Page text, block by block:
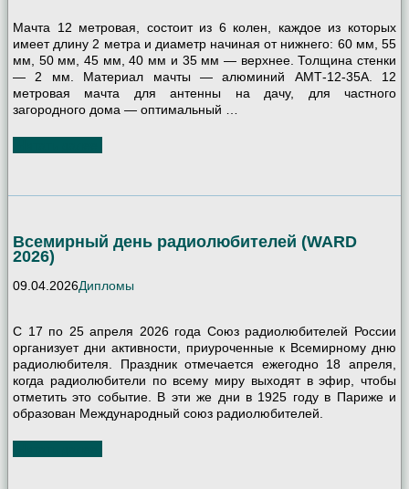
Мачта 12 метровая, состоит из 6 колен, каждое из которых
имеет длину 2 метра и диаметр начиная от нижнего: 60 мм, 55
мм, 50 мм, 45 мм, 40 мм и 35 мм — верхнее. Толщина стенки
— 2 мм. Материал мачты — алюминий АМТ-12-35А. 12
метровая мачта для антенны на дачу, для частного
загородного дома — оптимальный …
Всемирный день радиолюбителей (WARD
2026)
09.04.2026Дипломы
С 17 по 25 апреля 2026 года Союз радиолюбителей России
организует дни активности, приуроченные к Всемирному дню
радиолюбителя. Праздник отмечается ежегодно 18 апреля,
когда радиолюбители по всему миру выходят в эфир, чтобы
отметить это событие. В эти же дни в 1925 году в Париже и
образован Международный союз радиолюбителей.